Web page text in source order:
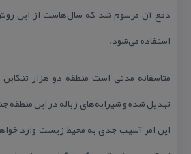
دفع آن مرسوم شد كه سال‌هاست از این
استفاده می‌شود.
متاسفانه مدتی است منطقه دو هزار
تبدیل شده و شیرابه‌های زباله در این
این امر آسیب جدی به محیط زیست وارد